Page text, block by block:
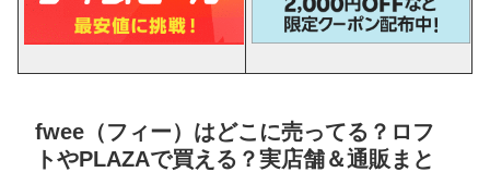
fwee（フィー）はどこに売ってる？ロフ
トやPLAZAで買える？実店舗＆通販まと